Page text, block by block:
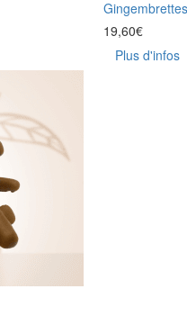
Gingembrettes
19,60€
Plus d'infos